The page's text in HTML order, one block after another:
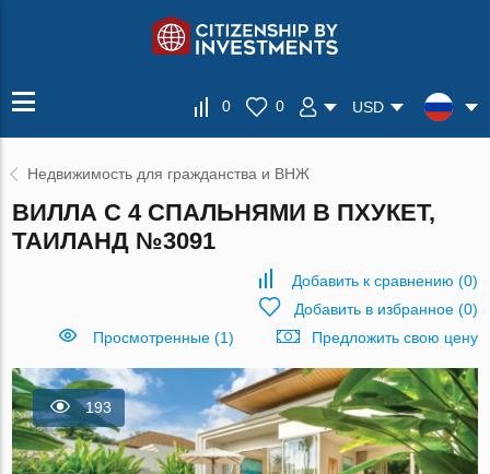
0 0 USD
Недвижимость для гражданства и ВНЖ
ВИЛЛА С 4 СПАЛЬНЯМИ В ПХУКЕТ,
ТАИЛАНД №3091
Добавить к сравнению (0)
Добавить в избранное(0)
Просмотренные (1)
Предложить свою цену
193